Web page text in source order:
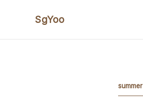
SgYoo
summer